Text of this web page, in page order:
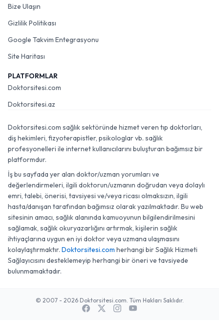
Bize Ulaşın
Gizlilik Politikası
Google Takvim Entegrasyonu
Site Haritası
PLATFORMLAR
Doktorsitesi.com
Doktorsitesi.az
Doktorsitesi.com sağlık sektöründe hizmet veren tıp doktorları,
diş hekimleri, fizyoterapistler, psikologlar vb. sağlık
profesyonelleri ile internet kullanıcılarını buluşturan bağımsız bir
platformdur.
İş bu sayfada yer alan doktor/uzman yorumları ve
değerlendirmeleri, ilgili doktorun/uzmanın doğrudan veya dolaylı
emri, talebi, önerisi, tavsiyesi ve/veya ricası olmaksızın, ilgili
hasta/danışan tarafından bağımsız olarak yazılmaktadır. Bu web
sitesinin amacı, sağlık alanında kamuoyunun bilgilendirilmesini
sağlamak, sağlık okuryazarlığını artırmak, kişilerin sağlık
ihtiyaçlarına uygun en iyi doktor veya uzmana ulaşmasını
kolaylaştırmaktır. Doktorsitesi.com herhangi bir Sağlık Hizmeti
Sağlayıcısını desteklemeyip herhangi bir öneri ve tavsiyede
bulunmamaktadır.
© 2007 - 2026 Doktorsitesi.com. Tüm Hakları Saklıdır.